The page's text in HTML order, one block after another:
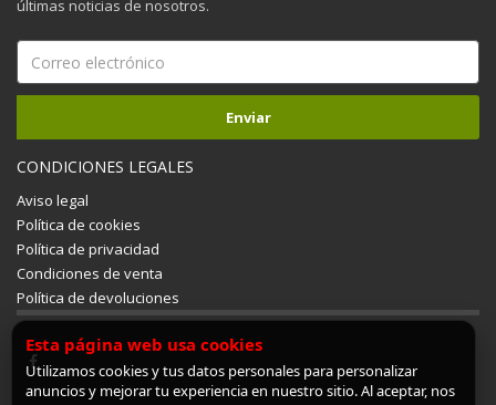
últimas noticias de nosotros.
CONDICIONES LEGALES
Aviso legal
Política de cookies
Política de privacidad
Condiciones de venta
Política de devoluciones
Esta página web usa cookies
Utilizamos cookies y tus datos personales para personalizar
anuncios y mejorar tu experiencia en nuestro sitio. Al aceptar, nos